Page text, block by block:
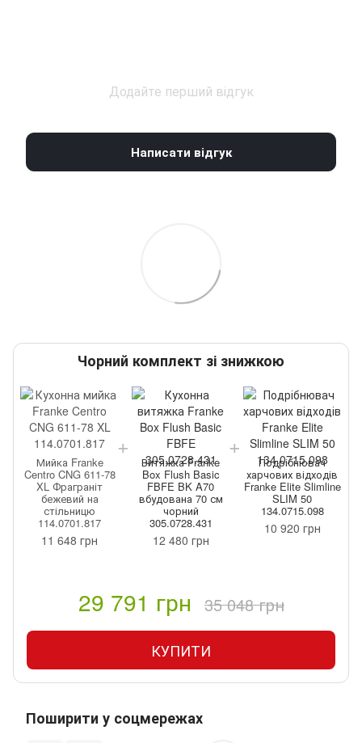
Додайте перший відгук
Написати відгук
Чорний комплект зі знижкою
Мийка Franke
Centro CNG 611-78
XL Фраграніт
бежевий на
стільницю
114.0701.817
11 648 грн
Витяжка Franke
Box Flush Basic
FBFE BK A70
вбудована 70 см
чорний
305.0728.431
12 480 грн
Подрібнювач
харчових відходів
Franke Elite Slimline
SLIM 50
134.0715.098
10 920 грн
29 791 грн 35 048 грн
КУПИТИ
Поширити у соцмережах